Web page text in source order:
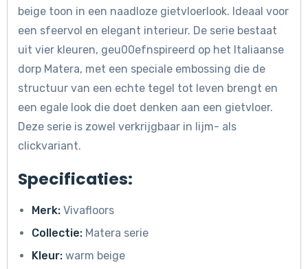
beige toon in een naadloze gietvloerlook. Ideaal voor
een sfeervol en elegant interieur. De serie bestaat
uit vier kleuren, geu00efnspireerd op het Italiaanse
dorp Matera, met een speciale embossing die de
structuur van een echte tegel tot leven brengt en
een egale look die doet denken aan een gietvloer.
Deze serie is zowel verkrijgbaar in lijm- als
clickvariant.
Specificaties:
Merk: Vivafloors
Collectie: Matera serie
Kleur: warm beige